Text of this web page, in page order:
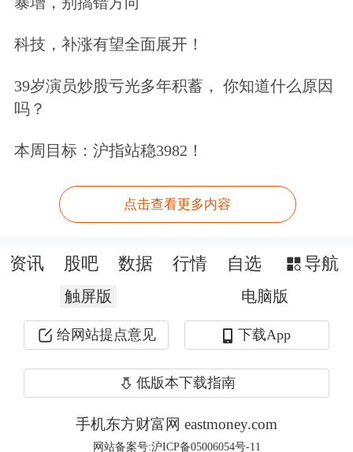
交通运输是我国碳排放重点领域之一，
碳排放占比约为全国总量的10%，其中
重卡约占交通运输碳排放的40%，是节
能降碳的关键领域。
今年6月，交通运输部等部门联合印发
《推动新能源重卡规模化应用实施方
案》，首次从国家层面明确了行业量化
发展目标：到2030年新能源重卡渗透率
达到40%，保有量突破160万辆，占比
达到20%左右。规划建设重卡充换电站
3000个左右、零碳公路运输通道3万公
里，推动新能源重卡从示范试点走向全
场景规模化普及。
科技，补涨有望全面展开！
39岁演员炒股亏光多年积蓄， 你知道什么原因
吗？
本周目标：沪指站稳3982！
点击查看更多内容
资讯 股吧 数据 行情 自选 导航
触屏版 电脑版
给网站提点意见 下载App
低版本下载指南
手机东方财富网 eastmoney.com
网站备案号:沪ICP备05006054号-11